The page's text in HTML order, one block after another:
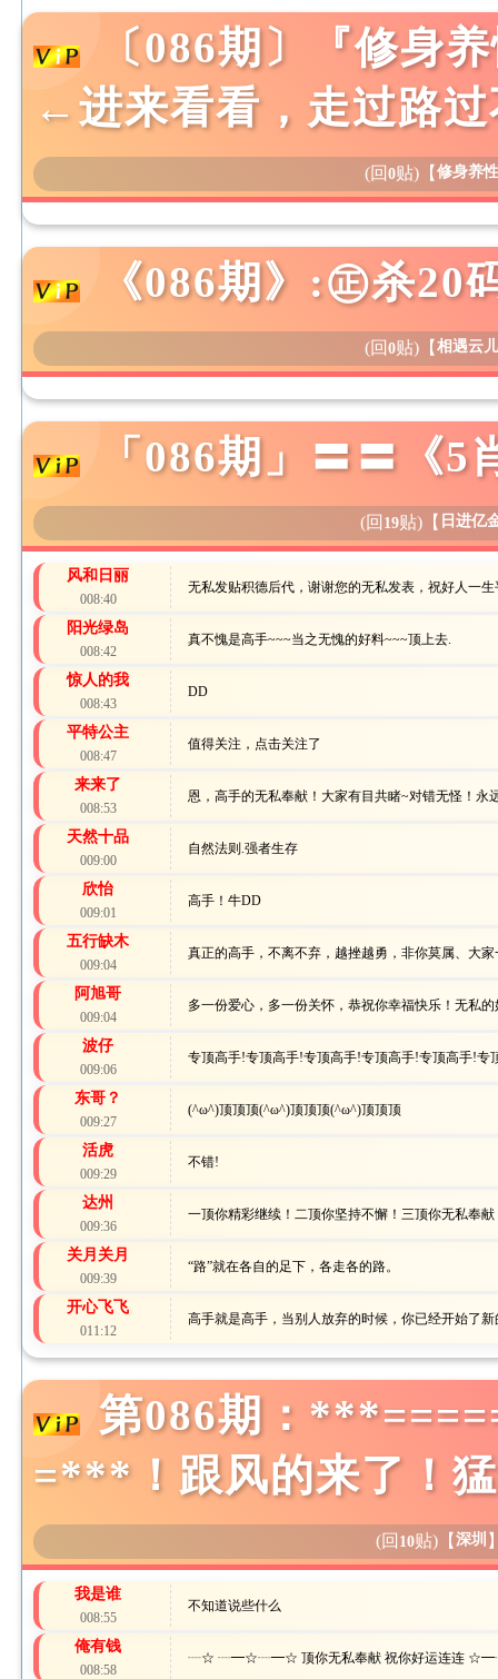
〔086期〕『修
←进来看看，走过路
(回0贴) 【修身养
《086期》:㊣杀20
(回0贴) 【相遇云
「086期」〓〓《5
(回 19贴) 【 日进亿
风和日丽
008:40
无私发贴积德后代，谢谢您的无私发表，祝好人一生
阳光绿岛
008:42
真不愧是高手~~~当之无愧的好料~~~顶上去.
惊人的我
008:43
DD
平特公主
008:47
值得关注，点击关注了
来来了
008:53
恩，高手的无私奉献！大家有目共睹~对错无怪！永
天然十品
009:00
自然法则.强者生存
欣怡
009:01
高手！牛DD
五行缺木
009:04
真正的高手，不离不弃，越挫越勇，非你莫属、大
阿旭哥
009:04
多一份爱心，多一份关怀，恭祝你幸福快乐！无私
波仔
009:06
专顶高手!专顶高手!专顶高手!专顶高手!专顶高手!
东哥？
009:27
(^ω^)顶顶顶(^ω^)顶顶顶(^ω^)顶顶顶
活虎
009:29
不错!
达州
009:36
一顶你精彩继续！二顶你坚持不懈！三顶你无私奉
关月关月
009:39
“路”就在各自的足下，各走各的路。
开心飞飞
011:12
高手就是高手，当别人放弃的时候，你已经开始了
第086期：
=***！跟风的来了！
(回 10贴) 【深圳
我是谁
008:55
不知道说些什么
俺有钱
008:58
┈☆ ┈━☆┈━☆ 顶你无私奉献 祝你好运连连